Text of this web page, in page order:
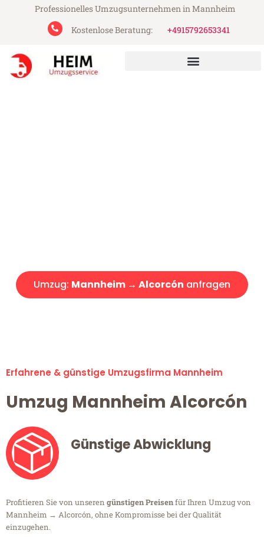
Professionelles Umzugsunternehmen in Mannheim
Kostenlose Beratung:
+4915792653341
Umzug: Mannheim → Alcorcón anfragen
Erfahrene & günstige Umzugsfirma Mannheim
Umzug Mannheim Alcorcón
Günstige Abwicklung
Profitieren Sie von unseren günstigen Preisenfür Ihren Umzug von
Mannheim → Alcorcón, ohne Kompromisse bei der Qualität
einzugehen.